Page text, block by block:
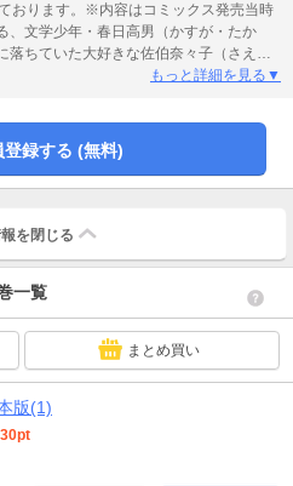
おります。※内容はコミックス発売当時
、文学少年・春日高男（かすが・たか
ちていた大好きな佐伯奈々子（さえ
てしまう。それを、嫌われ者の少女・仲
題沸騰!! 奇才・押見修造が描く背徳的
もっと詳細を見る▼
録する (無料)
を 閉じる
一覧
まとめ買い
版(1)